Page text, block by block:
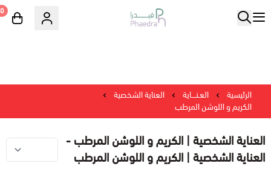
0
الرئيسية العـنــــاية
العناية الشخصية
الكريم و اللوشن المرطب
العناية الشخصية | الكريم و اللوشن المرطب -
العناية الشخصية | الكريم و اللوشن المرطب